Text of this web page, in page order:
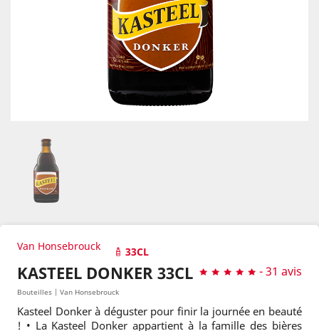
Van Honsebrouck 33CL
-31 avis
KASTEEL DONKER 33CL
Bouteilles | Van Honsebrouck
Kasteel Donker à déguster pour finir la journée en beauté
! • La Kasteel Donker appartient à la famille des bières